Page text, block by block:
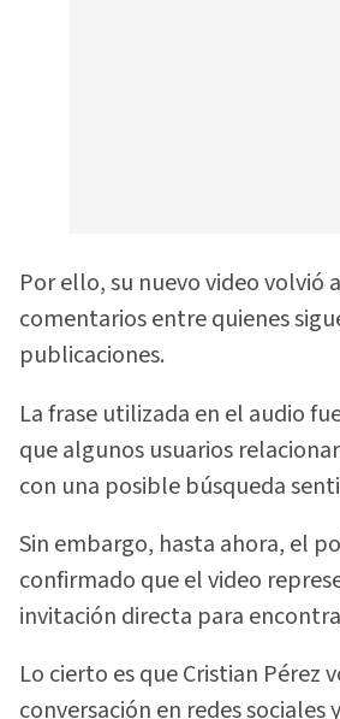
Por ello, su nuevo video volvió
comentarios entre quienes
publicaciones.
La frase utilizada en el audio
que algunos usuarios
con una posible búsqueda
Sin embargo, hasta ahora, el
confirmado que el video
invitación directa para
Lo cierto es que Cristian Pérez
conversación en redes sociales